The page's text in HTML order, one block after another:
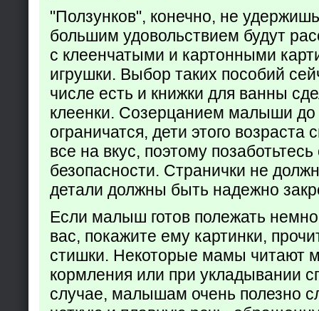
"Ползунков", конечно, не
большим удовольствием будут
с клеенчатыми и картонными
игрушки. Выбор таких пособий
числе есть и книжки для ванны
клеенки. Созерцанием малыши до
ограничатся, дети этого возраста
все на вкус, поэтому позаботьтесь
безопасности. Странички не
детали должны быть надежно
Если малыш готов полежать
вас, покажите ему картинки,
стишки. Некоторые мамы читают
кормления или при укладывании
случае, малышам очень полезно